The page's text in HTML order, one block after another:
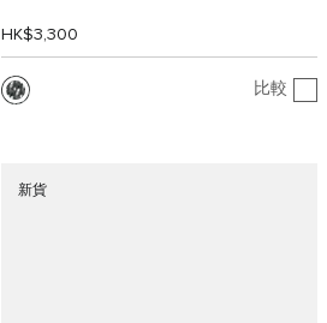
HK$3,300
比較
新貨